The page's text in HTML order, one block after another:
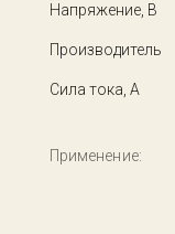
Напряжение, В
Производитель
Сила тока, А
Применение: